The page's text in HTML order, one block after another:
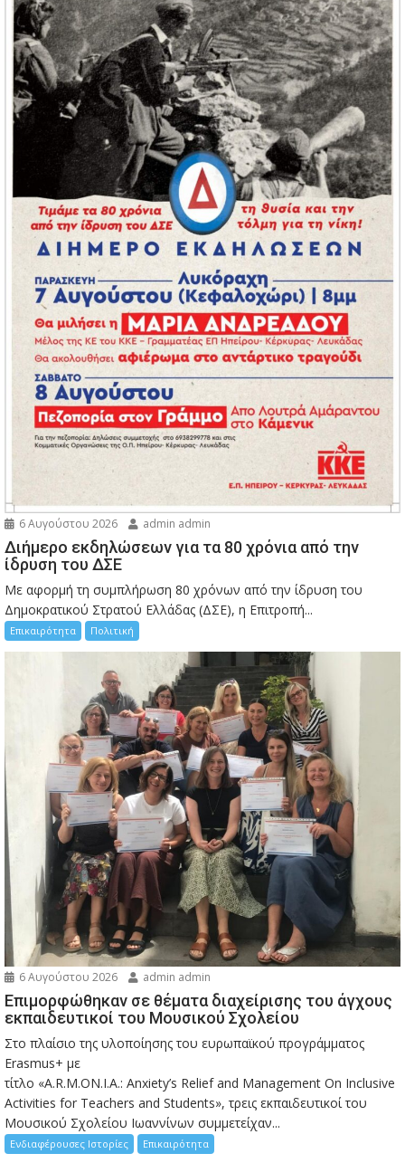
6 Αυγούστου 2026 admin admin
Διήμερο εκδηλώσεων για τα 80 χρόνια από την
ίδρυση του ΔΣΕ
Με αφορμή τη συμπλήρωση 80 χρόνων από την ίδρυση του
Δημοκρατικού Στρατού Ελλάδας (ΔΣΕ), η Επιτροπή...
Επικαιρότητα Πολιτική
6 Αυγούστου 2026 admin admin
Eπιμορφώθηκαν σε θέματα διαχείρισης του άγχους
εκπαιδευτικοί του Μουσικού Σχολείου
Στο πλαίσιο της υλοποίησης του ευρωπαϊκού προγράμματος
Erasmus+ με
τίτλο «A.R.M.ON.I.A.: Anxiety’s Relief and Management On Inclusive
Activities for Teachers and Students», τρεις εκπαιδευτικοί του
Μουσικού Σχολείου Ιωαννίνων συμμετείχαν...
Ενδιαφέρουσες Ιστορίες Επικαιρότητα